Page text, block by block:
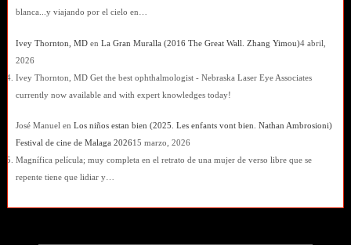
blanca...y viajando por el cielo en…
Ivey Thornton, MDen La Gran Muralla (2016 The Great Wall. Zhang Yimou)4 abril,
2026
Ivey Thornton, MD Get the best ophthalmologist - Nebraska Laser Eye Associates
currently now available and with expert knowledges today!
José Manuelen Los niños estan bien (2025. Les enfants vont bien. Nathan Ambrosioni)
Festival de cine de Malaga 202615 marzo, 2026
Magnífica película; muy completa en el retrato de una mujer de verso libre que se
repente tiene que lidiar y…